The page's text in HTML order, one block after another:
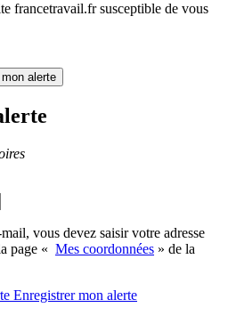
francetravail.fr susceptible de vous
alerte
vous devez saisir votre adresse
page « Mes coordonnées » de la
Enregistrermon alerte